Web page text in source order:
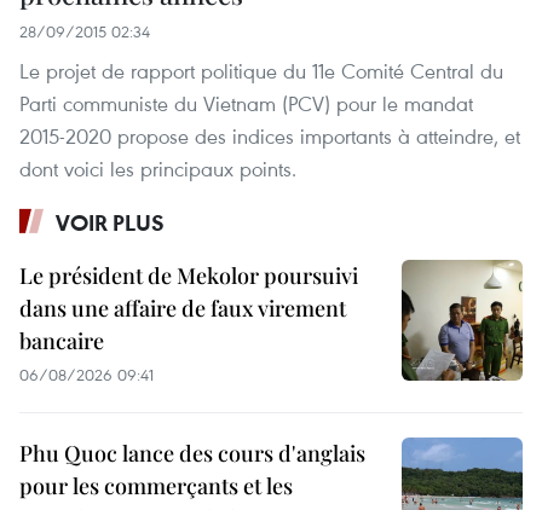
28/09/2015 02:34
Le projet de rapport politique du 11e Comité Central du
Parti communiste du Vietnam (PCV) pour le mandat
2015-2020 propose des indices importants à atteindre, et
dont voici les principaux points.
VOIR PLUS
Le président de Mekolor poursuivi
dans une affaire de faux virement
bancaire
06/08/2026 09:41
Phu Quoc lance des cours d'anglais
pour les commerçants et les